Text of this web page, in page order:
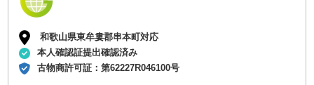
和歌山県東牟婁郡串本町対応
本人確認証提出確認済み
古物商許可証：第62227R046100号